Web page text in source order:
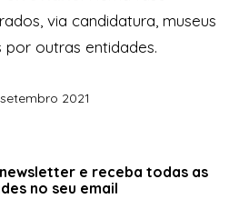
via candidatura, museus
outras entidades.
2021
newsletter e receba todas as
no seu email